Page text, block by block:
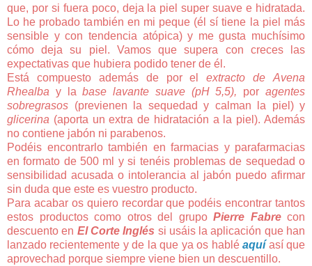
que, por si fuera poco, deja la piel super suave e hidratada.
Lo he probado también en mi peque (él sí tiene la piel más
sensible y con tendencia atópica) y me gusta muchísimo
cómo deja su piel. Vamos que supera con creces las
expectativas que hubiera podido tener de él.
Está compuesto además de por elextracto de
Avena
Rhealba y labase lavante suave (pH 5,5), poragentes
sobregrasos (previenen la sequedad y calman la piel) y
glicerina (aporta un extra de hidratación a la piel). Además
no contiene jabón ni parabenos.
Podéis encontrarlo también en farmacias y parafarmacias
en formato de 500 ml y si tenéis problemas de sequedad o
sensibilidad acusada o intolerancia al jabón puedo afirmar
sin duda que este es vuestro producto.
Para acabar os quiero recordar que podéis encontrar tantos
estos productos como otros del grupo Pierre Fabrecon
descuento en El Corte Inglés si usáis la aplicación que han
lanzado recientemente y de la que ya os habléaquí así que
aprovechad porque siempre viene bien un descuentillo.